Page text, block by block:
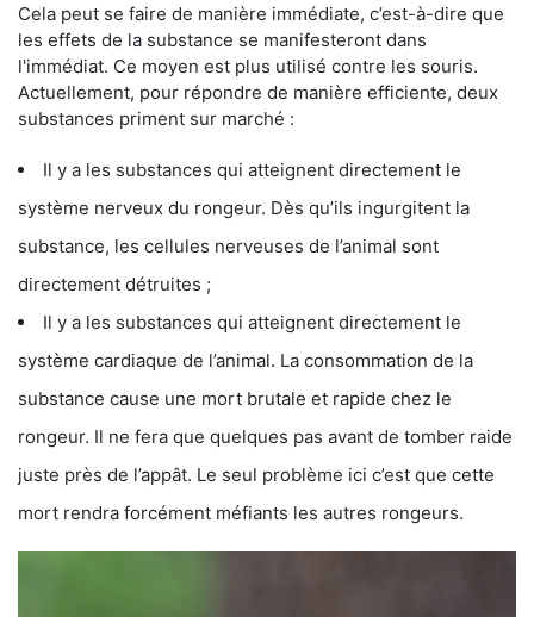
Cela peut se faire de manière immédiate, c’est-à-dire que
les effets de la substance se manifesteront dans
l'immédiat. Ce moyen est plus utilisé contre les souris.
Actuellement, pour répondre de manière efficiente, deux
substances priment sur marché :
Il y a les substances qui atteignent directement le
système nerveux du rongeur. Dès qu’ils ingurgitent la
substance, les cellules nerveuses de l’animal sont
directement détruites ;
Il y a les substances qui atteignent directement le
système cardiaque de l’animal. La consommation de la
substance cause une mort brutale et rapide chez le
rongeur. Il ne fera que quelques pas avant de tomber raide
juste près de l’appât. Le seul problème ici c’est que cette
mort rendra forcément méfiants les autres rongeurs.